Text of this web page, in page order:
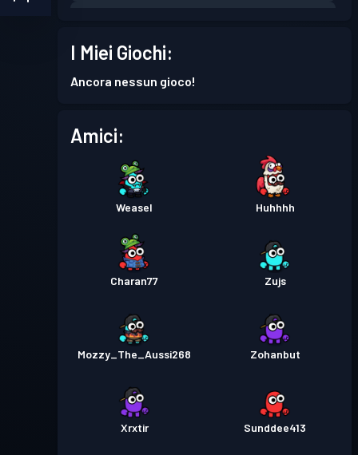
Pass Battaglia Season 3
Pass Battaglia Livello 3
I Miei Giochi:
Ancora nessun gioco!
Amici:
Weasel Huhhhh
Charan77 Zujs
Mozzy_The_Aussi268 Zohanbut
Xrxtir Sunddee413